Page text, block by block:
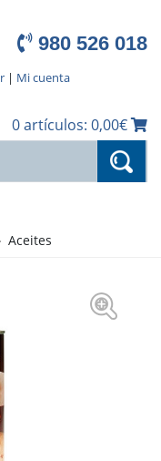
980 526 018
| Mi cuenta
0 artículos: 0,00€
Aceites